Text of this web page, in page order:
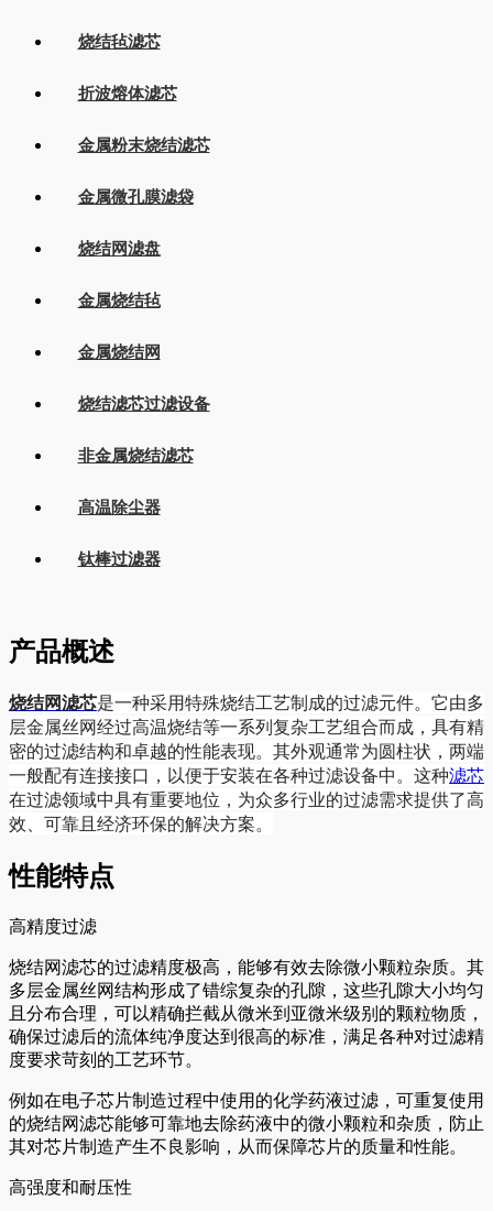
烧结毡滤芯
折波熔体滤芯
金属粉末烧结滤芯
金属微孔膜滤袋
烧结网滤盘
金属烧结毡
金属烧结网
烧结滤芯过滤设备
非金属烧结滤芯
高温除尘器
钛棒过滤器
产品概述
烧结网滤芯是一种采用特殊烧结工艺制成的过滤元件。它由多
层金属丝网经过高温烧结等一系列复杂工艺组合而成，具有精
密的过滤结构和卓越的性能表现。其外观通常为圆柱状，两端
一般配有连接接口，以便于安装在各种过滤设备中。这种滤芯
在过滤领域中具有重要地位，为众多行业的过滤需求提供了高
效、可靠且经济环保的解决方案。
性能特点
高精度过滤
烧结网滤芯的过滤精度极高，能够有效去除微小颗粒杂质。其
多层金属丝网结构形成了错综复杂的孔隙，这些孔隙大小均匀
且分布合理，可以精确拦截从微米到亚微米级别的颗粒物质，
确保过滤后的流体纯净度达到很高的标准，满足各种对过滤精
度要求苛刻的工艺环节。
例如在电子芯片制造过程中使用的化学药液过滤，可重复使用
的烧结网滤芯能够可靠地去除药液中的微小颗粒和杂质，防止
其对芯片制造产生不良影响，从而保障芯片的质量和性能。
高强度和耐压性